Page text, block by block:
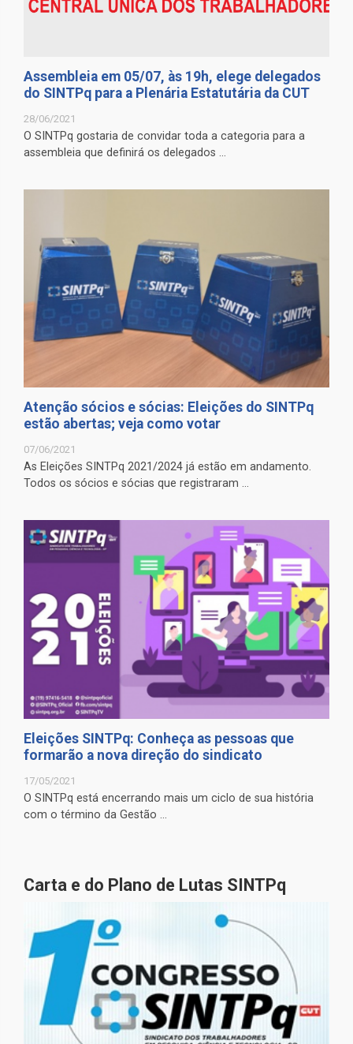
Assembleia em 05/07, às 19h, elege delegados
do SINTPq para a Plenária Estatutária da CUT
28/06/2021
O SINTPq gostaria de convidar toda a categoria para a
assembleia que definirá os delegados ...
Atenção sócios e sócias: Eleições do SINTPq
estão abertas; veja como votar
07/06/2021
As Eleições SINTPq 2021/2024 já estão em andamento.
Todos os sócios e sócias que registraram ...
Eleições SINTPq: Conheça as pessoas que
formarão a nova direção do sindicato
17/05/2021
O SINTPq está encerrando mais um ciclo de sua história
com o término da Gestão ...
Carta e do Plano de Lutas SINTPq